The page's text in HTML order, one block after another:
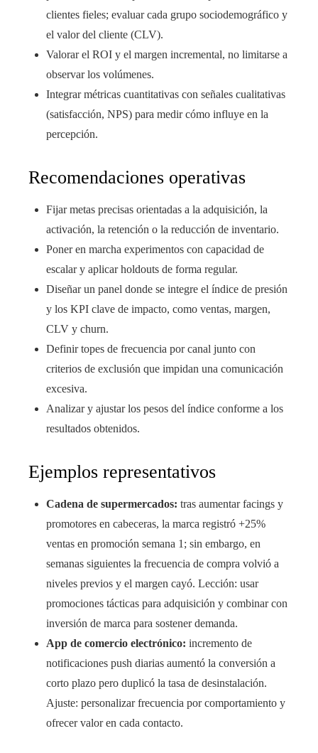
clientes fieles; evaluar cada grupo sociodemográfico y
el valor del cliente (CLV).
Valorar el ROI y el margen incremental, no limitarse a
observar los volúmenes.
Integrar métricas cuantitativas con señales cualitativas
(satisfacción, NPS) para medir cómo influye en la
percepción.
Recomendaciones operativas
Fijar metas precisas orientadas a la adquisición, la
activación, la retención o la reducción de inventario.
Poner en marcha experimentos con capacidad de
escalar y aplicar holdouts de forma regular.
Diseñar un panel donde se integre el índice de presión
y los KPI clave de impacto, como ventas, margen,
CLV y churn.
Definir topes de frecuencia por canal junto con
criterios de exclusión que impidan una comunicación
excesiva.
Analizar y ajustar los pesos del índice conforme a los
resultados obtenidos.
Ejemplos representativos
Cadena de supermercados: tras aumentar facings y
promotores en cabeceras, la marca registró +25%
ventas en promoción semana 1; sin embargo, en
semanas siguientes la frecuencia de compra volvió a
niveles previos y el margen cayó. Lección: usar
promociones tácticas para adquisición y combinar con
inversión de marca para sostener demanda.
App de comercio electrónico: incremento de
notificaciones push diarias aumentó la conversión a
corto plazo pero duplicó la tasa de desinstalación.
Ajuste: personalizar frecuencia por comportamiento y
ofrecer valor en cada contacto.